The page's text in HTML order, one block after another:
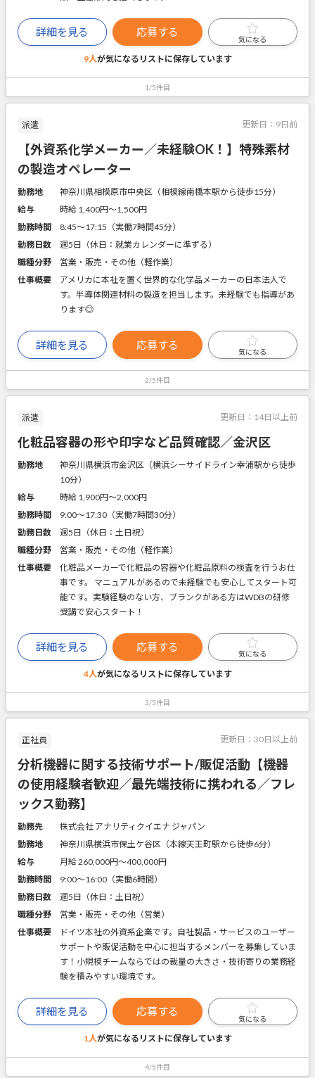
詳細を見る 応募する
気になる
9人が気になるリストに保存しています
1/5件目
派遣 更新日： 9日前
【外資系化学メーカー／未経験OK！】特殊素材
の製造オペレーター
勤務地
神奈川県相模原市中央区（相模線南橋本駅から徒歩15分）
給与
時給 1,400円〜1,500円
勤務時間
8:45～17:15（実働7時間45分）
勤務日数
週5日（休日：就業カレンダーに準ずる）
職種分野
営業・販売・その他（軽作業）
仕事概要
アメリカに本社を置く世界的な化学品メーカーの日本法人で
す。半導体関連材料の製造を担当します。未経験でも指導があ
ります◎
詳細を見る 応募する
気になる
2/5件目
派遣 更新日： 14日以上前
化粧品容器の形や印字など品質確認／金沢区
勤務地
神奈川県横浜市金沢区（横浜シーサイドライン幸浦駅から徒歩
10分）
給与
時給 1,900円〜2,000円
勤務時間
9:00～17:30（実働7時間30分）
勤務日数
週5日（休日：土日祝）
職種分野
営業・販売・その他（軽作業）
仕事概要
化粧品メーカーで化粧品の容器や化粧品原料の検査を行うお仕
事です。 マニュアルがあるので未経験でも安心してスタート可
能です。実験経験のない方、ブランクがある方はWDBの研修
受講で安心スタート！
詳細を見る 応募する
気になる
4人が気になるリストに保存しています
3/5件目
正社員 更新日： 30日以上前
分析機器に関する技術サポート/販促活動【機器
の使用経験者歓迎／最先端技術に携われる／フレ
ックス勤務】
勤務先
株式会社 アナリティクイエナ ジャパン
勤務地
神奈川県横浜市保土ケ谷区（本線天王町駅から徒歩6分）
給与
月給 260,000円〜400,000円
勤務時間
9:00～16:00（実働6時間）
勤務日数
週5日（休日：土日祝）
職種分野
営業・販売・その他（営業）
仕事概要
ドイツ本社の外資系企業です。自社製品・サービスのユーザー
サポートや販促活動を中心に担当するメンバーを募集していま
す！小規模チームならではの裁量の大きさ・技術寄りの業務経
験を積みやすい環境です。
詳細を見る 応募する
気になる
1人が気になるリストに保存しています
4/5件目